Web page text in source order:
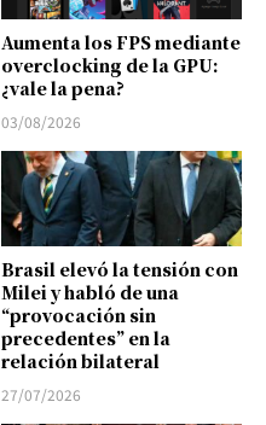
Aumenta los FPS mediante
overclocking de la GPU:
¿vale la pena?
03/08/2026
Brasil elevó la tensión con
Milei y habló de una
“provocación sin
precedentes” en la
relación bilateral
27/07/2026